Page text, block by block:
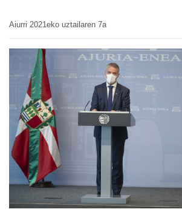
Aiurri 2021eko uztailaren 7a